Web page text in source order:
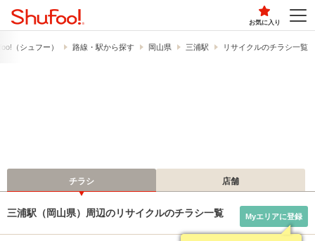
お気に入り
（シュフー） 路線・駅から探す 岡山県 三浦駅 リサイクルのチラシ一覧
チラシ 店舗
三浦駅（岡山県）周辺のリサイクルのチラシ一覧 Myエリアに登録